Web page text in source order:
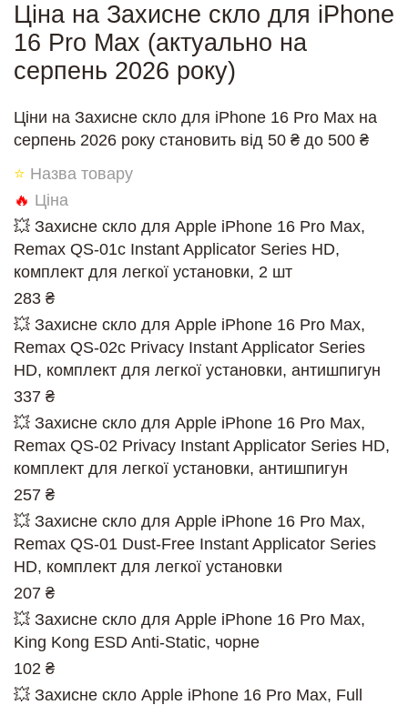
Ціна на Захисне скло для iPhone
16 Pro Max (актуально на
серпень 2026 року)
Ціни на Захисне скло для iPhone 16 Pro Max на
серпень 2026 року становить від 50 ₴ до 500 ₴
⭐ Назва товару
🔥 Ціна
💥 Захисне скло для Apple iPhone 16 Pro Max,
Remax QS-01c Instant Applicator Series HD,
комплект для легкої установки, 2 шт
283 ₴
💥 Захисне скло для Apple iPhone 16 Pro Max,
Remax QS-02c Privacy Instant Applicator Series
HD, комплект для легкої установки, антишпигун
337 ₴
💥 Захисне скло для Apple iPhone 16 Pro Max,
Remax QS-02 Privacy Instant Applicator Series HD,
комплект для легкої установки, антишпигун
257 ₴
💥 Захисне скло для Apple iPhone 16 Pro Max,
Remax QS-01 Dust-Free Instant Applicator Series
HD, комплект для легкої установки
207 ₴
💥 Захисне скло для Apple iPhone 16 Pro Max,
King Kong ESD Anti-Static, чорне
102 ₴
💥 Захисне скло Apple iPhone 16 Pro Max, Full